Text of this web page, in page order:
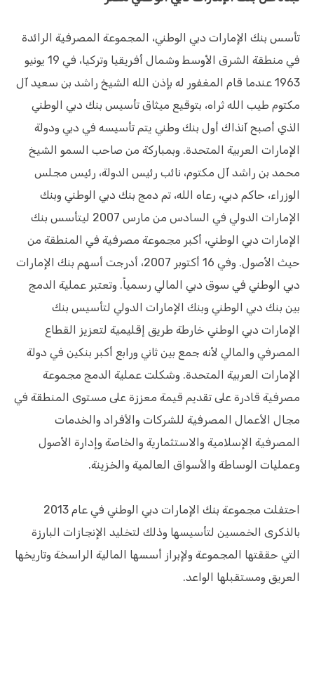
تأسس بنك الإمارات دبي الوطني، المجموعة المصرفية الرائدة
في منطقة الشرق الأوسط وشمال أفريقيا وتركيا، في 19 يونيو
1963 عندما قام المغفور له بإذن الله الشيخ راشد بن سعيد آل
مكتوم طيب الله ثراه، بتوقيع ميثاق تأسيس بنك دبي الوطني
الذي أصبح آنذاك أول بنك وطني يتم تأسيسه في دبي ودولة
الإمارات العربية المتحدة. وبمباركة من صاحب السمو الشيخ
محمد بن راشد آل مكتوم، نائب رئيس الدولة، رئيس مجلس
الوزراء، حاكم دبي، رعاه الله، تم دمج بنك دبي الوطني وبنك
الإمارات الدولي في السادس من مارس 2007 ليتأسس بنك
الإمارات دبي الوطني، أكبر مجموعة مصرفية في المنطقة من
حيث الأصول. وفي 16 أكتوبر 2007، أدرجت أسهم بنك الإمارات
دبي الوطني في سوق دبي المالي رسمياً. وتعتبر عملية الدمج
بين بنك دبي الوطني وبنك الإمارات الدولي لتأسيس بنك
الإمارات دبي الوطني خارطة طريق إقليمية لتعزيز القطاع
المصرفي والمالي لأنه جمع بين ثاني ورابع أكبر بنكين في دولة
الإمارات العربية المتحدة. وشكلت عملية الدمج مجموعة
مصرفية قادرة على تقديم قيمة معززة على مستوى المنطقة في
مجال الأعمال المصرفية للشركات والأفراد والخدمات
المصرفية الإسلامية والاستثمارية والخاصة وإدارة الأصول
وعمليات الوساطة والأسواق العالمية والخزينة.
احتفلت مجموعة بنك الإمارات دبي الوطني في عام 2013
بالذكرى الخمسين لتأسيسها وذلك لتخليد الإنجازات البارزة
التي حققتها المجموعة ولإبراز أسسها المالية الراسخة وتاريخها
العريق ومستقبلها الواعد.